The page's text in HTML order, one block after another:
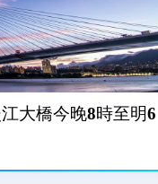
大橋今晚8時至明6